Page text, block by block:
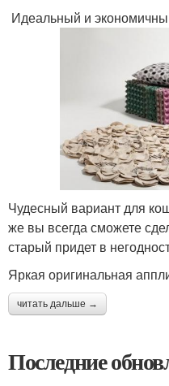
Идеальный и
Чудесный вариант для
же вы всегда сможете
старый придет в
Яркая оригинальная
читать дальше →
Последние